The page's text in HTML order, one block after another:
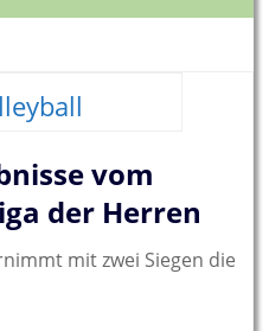
vom
der Herren
mit zwei Siegen die